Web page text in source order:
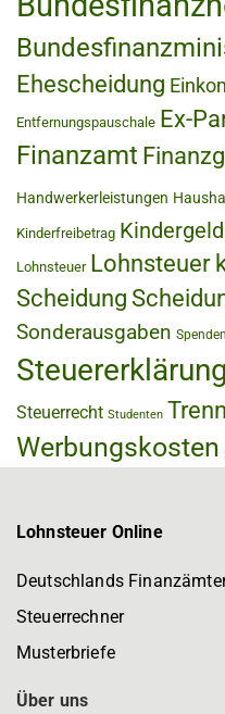
Ehescheidung
Entfernungspauschale Ex-
Finanzamt
Handwerkerleistungen
Kinderfreibetrag Kindergeld
Lohnsteuer Lohnsteuer
Scheidung
Sonderausgaben Spenden
Steuererklärung
Steuerrecht Studenten
Werbungskosten
Lohnsteuer Online
Deutschlands
Steuerrechner
Musterbriefe
Über uns